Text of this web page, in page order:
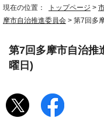
現在の位置： トップページ >
摩市自治推進委員会 > 第7回多
第7回多摩市自治
曜日)